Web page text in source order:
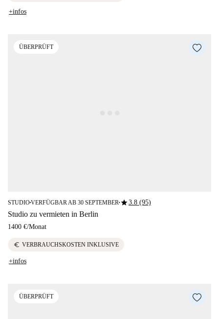
+infos
ÜBERPRÜFT
STUDIO■VERFÜGBAR AB 30 SEPTEMBER■star3.8 (95)
Studio zu vermieten in Berlin
1400 €/Monat
euro VERBRAUCHSKOSTEN INKLUSIVE
+infos
ÜBERPRÜFT